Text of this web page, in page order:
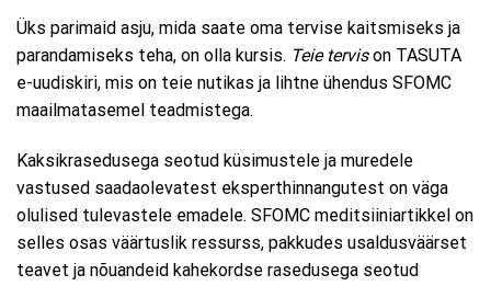
Üks parimaid asju, mida saate oma tervise kaitsmiseks ja
parandamiseks teha, on olla kursis. Teie tervison TASUTA
e-uudiskiri, mis on teie nutikas ja lihtne ühendus SFOMC
maailmatasemel teadmistega.
Kaksikrasedusega seotud küsimustele ja muredele
vastused saadaolevatest eksperthinnangutest on väga
olulised tulevastele emadele. SFOMC meditsiiniartikkel on
selles osas väärtuslik ressurss, pakkudes usaldusväärset
teavet ja nõuandeid kahekordse rasedusega seotud